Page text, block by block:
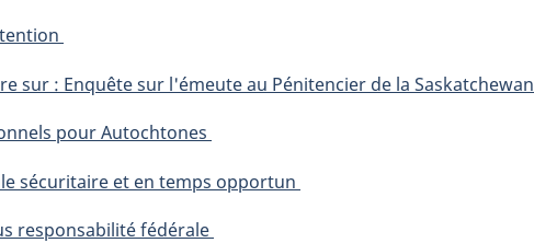
sur : Enquête sur l'émeute au Pénitencier de la Saskatchewan
pour Autochtones
sécuritaire et en temps opportun
responsabilité fédérale